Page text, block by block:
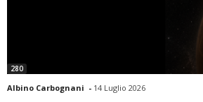
280
Albino Carbognani - 14 Luglio 2026